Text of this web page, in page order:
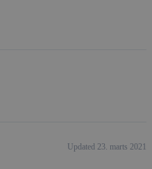
Updated 23. marts 2021